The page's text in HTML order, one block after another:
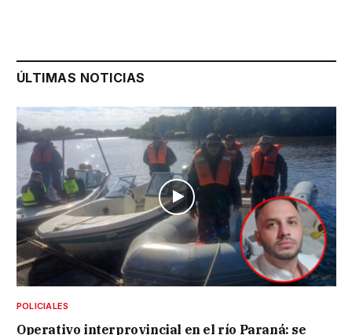
ÚLTIMAS NOTICIAS
POLICIALES
Operativo interprovincial en el río Paraná: se